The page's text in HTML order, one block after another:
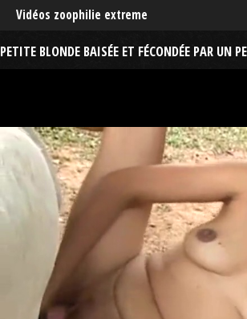
Vidéos zoophilie extreme
PETITE BLONDE BAISÉE ET FÉCONDÉE PAR UN